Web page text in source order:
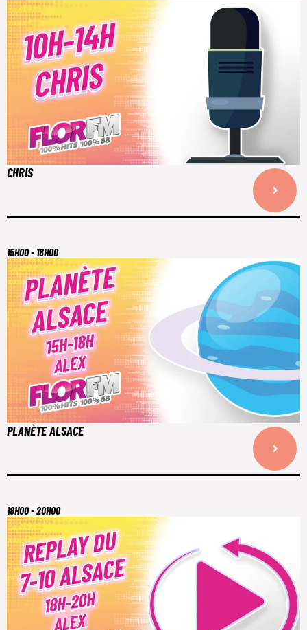
CHRIS
15H00 - 18H00
PLANÈTE ALSACE
18H00 - 20H00